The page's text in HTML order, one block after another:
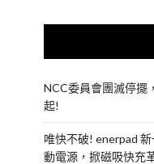
NCC委員會團滅停擺
起!
唯快不破! enerpad
動電源，掀磁吸快充